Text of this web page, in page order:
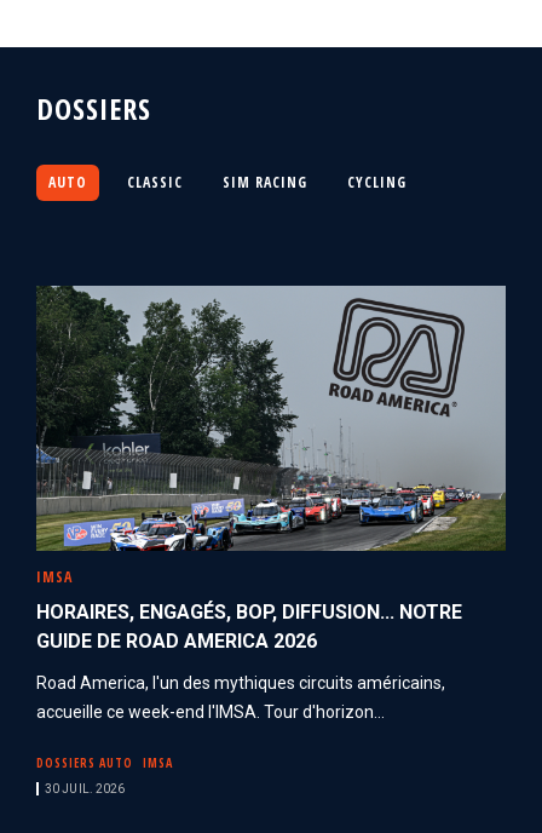
DOSSIERS
AUTO CLASSIC SIM RACING CYCLING
IMSA
HORAIRES, ENGAGÉS, BOP, DIFFUSION... NOTRE
GUIDE DE ROAD AMERICA 2026
Road America, l'un des mythiques circuits américains,
accueille ce week-end l'IMSA. Tour d'horizon...
DOSSIERS AUTO IMSA
30 JUIL. 2026